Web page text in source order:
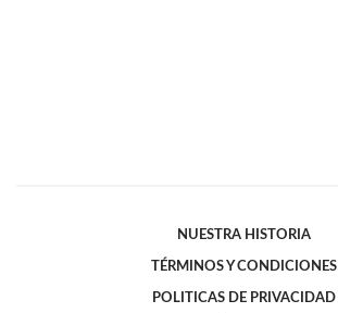
NUESTRA HISTORIA
TÉRMINOS Y CONDICIONES
POLITICAS DE PRIVACIDAD